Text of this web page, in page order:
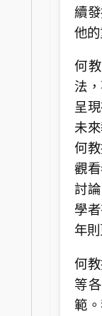
續
他的
何
法
呈
未
何
觀
討
學
年
何
等
範